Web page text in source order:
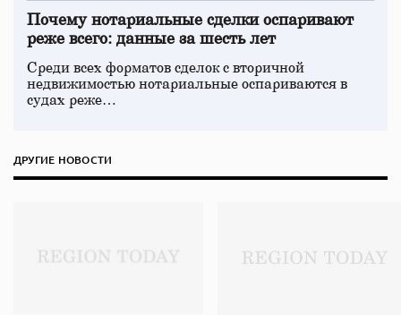
Почему нотариальные сделки оспаривают
реже всего: данные за шесть лет
Среди всех форматов сделок с вторичной
недвижимостью нотариальные оспариваются в
судах реже…
ДРУГИЕ НОВОСТИ